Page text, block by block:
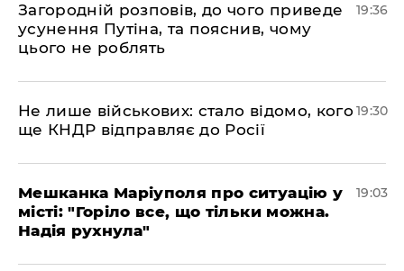
Загородній розповів, до чого приведе
усунення Путіна, та пояснив, чому
цього не роблять
19:36
Не лише військових: стало відомо, кого
ще КНДР відправляє до Росії
19:30
Мешканка Маріуполя про ситуацію у
місті: "Горіло все, що тільки можна.
Надія рухнула"
19:03